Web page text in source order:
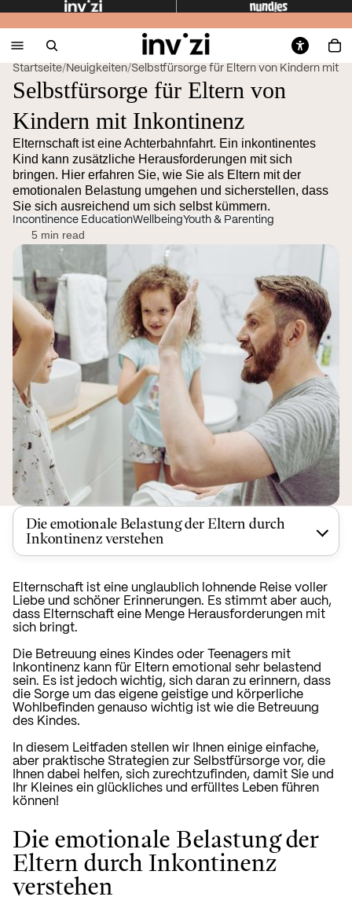
Startseite/Neuigkeiten/Selbstfürsorge für Eltern von Kindern mit
Selbstfürsorge für Eltern von
Kindern mit Inkontinenz
Elternschaft ist eine Achterbahnfahrt. Ein inkontinentes
Kind kann zusätzliche Herausforderungen mit sich
bringen. Hier erfahren Sie, wie Sie als Eltern mit der
emotionalen Belastung umgehen und sicherstellen, dass
Sie sich ausreichend um sich selbst kümmern.
Incontinence EducationWellbeingYouth & Parenting
5 min read
Die emotionale Belastung der Eltern durch
Inkontinenz verstehen
Elternschaft ist eine unglaublich lohnende Reise voller
Liebe und schöner Erinnerungen. Es stimmt aber auch,
dass Elternschaft eine Menge Herausforderungen mit
sich bringt.
Die Betreuung eines Kindes oder Teenagers mit
Inkontinenz kann für Eltern emotional sehr belastend
sein. Es ist jedoch wichtig, sich daran zu erinnern, dass
die Sorge um das eigene geistige und körperliche
Wohlbefinden genauso wichtig ist wie die Betreuung
des Kindes.
In diesem Leitfaden stellen wir Ihnen einige einfache,
aber praktische Strategien zur Selbstfürsorge vor, die
Ihnen dabei helfen, sich zurechtzufinden, damit Sie und
Ihr Kleines ein glückliches und erfülltes Leben führen
können!
Die emotionale Belastung der
Eltern durch Inkontinenz
verstehen